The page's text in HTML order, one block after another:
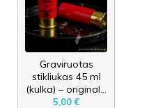
Graviruotas
stikliukas 45 ml
(kulka) – original...
5,00 €